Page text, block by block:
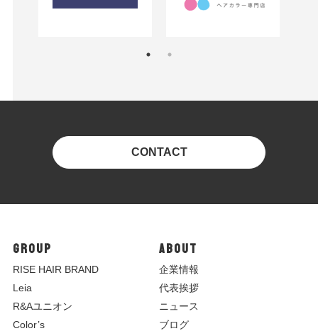
CONTACT
GROUP
RISE HAIR BRAND
Leia
R&Aユニオン
Color’s
ABOUT
企業情報
代表挨拶
ニュース
ブログ